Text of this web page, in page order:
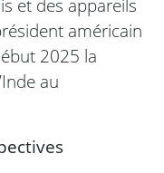
et des appareils
américain
2025 la
au